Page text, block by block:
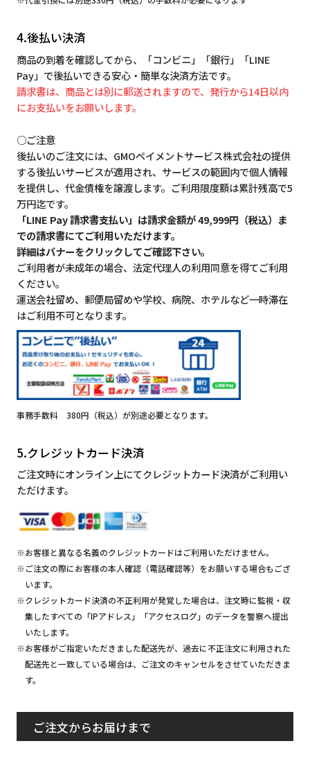
4.後払い決済
商品の到着を確認してから、「コンビニ」「銀行」「LINE
Pay」で後払いできる安心・簡単な決済方法です。
請求書は、商品とは別に郵送されますので、発行から14日以内
にお支払いをお願いします。
○ご注意
後払いのご注文には、GMOペイメントサービス株式会社の提供
する後払いサービスが適用され、サービスの範囲内で個人情報
を提供し、代金債権を譲渡します。ご利用限度額は累計残高で5
万円迄です。
「LINE Pay 請求書支払い」は請求金額が 49,999円（税込）ま
での請求書にてご利用いただけます。
詳細はバナーをクリックしてご確認下さい。
ご利用者が未成年の場合、法定代理人の利用同意を得てご利用
ください。
運送会社留め、郵便局留めや学校、病院、ホテルなど一時滞在
はご利用不可となります。
事務手数料 380円（税込）が別途必要となります。
5.クレジットカード決済
ご注文時にオンライン上にてクレジットカード決済がご利用い
ただけます。
※お客様と異なる名義のクレジットカードはご利用いただけません。
※ご注文の際にお客様の本人確認（電話確認等）をお願いする場合もござ
います。
※クレジットカード決済の不正利用が発覚した場合は、注文時に監視・収
集したすべての「IPアドレス」「アクセスログ」のデータを警察へ提出
いたします。
※お客様がご指定いただきました配送先が、過去に不正注文に利用された
配送先と一致している場合は、ご注文のキャンセルをさせていただきま
す。
ご注文からお届けまで